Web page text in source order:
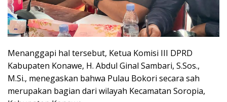
Menanggapi hal tersebut, Ketua Komisi III DPRD
Kabupaten Konawe, H. Abdul Ginal Sambari, S.Sos.,
M.Si., menegaskan bahwa Pulau Bokori secara sah
merupakan bagian dari wilayah Kecamatan Soropia,